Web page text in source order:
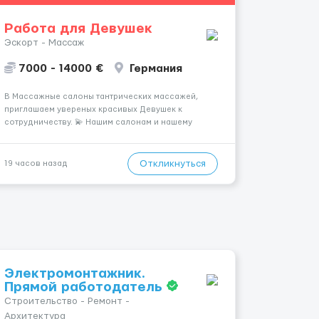
Работа для Девушек
Эскорт - Массаж
7000 - 14000 € Германия
В Массажные салоны тантрических массажей,
приглашаем увереных красивых Девушек к
сотрудничеству. 💫 Нашим салонам и нашему
заработная плата 💚Мы гарантируем Наличие
19 часов назад Откликнуться
Электромонтажник.
Прямой работодатель
Строительство - Ремонт -
Архитектура